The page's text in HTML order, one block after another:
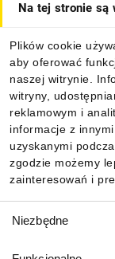
Na tej stronie są
Plików cookie
aby oferować
naszej witrynie.
witryny,
reklamowym i
informacje z
uzyskanymi
zgodzie możemy
zainteresowań i
zgody
Niezbędne
Informacje